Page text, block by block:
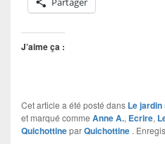
J’aime ça :
Cet article a été posté dans Le
et marqué comme Anne A., Ecrire,
QuichottineparQuichottine .